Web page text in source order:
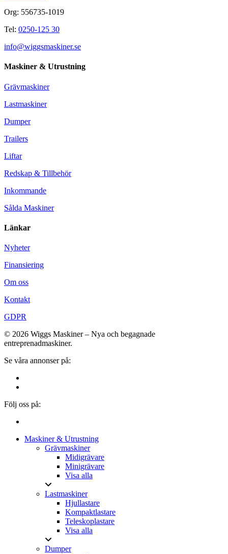
Org: 556735-1019
Tel: 0250-125 30
info@wiggsmaskiner.se
Maskiner & Utrustning
Grävmaskiner
Lastmaskiner
Dumper
Trailers
Liftar
Redskap & Tillbehör
Inkommande
Sålda Maskiner
Länkar
Nyheter
Finansiering
Om oss
Kontakt
GDPR
© 2026 Wiggs Maskiner – Nya och begagnade
entreprenadmaskiner.
Se våra annonser på:
Följ oss på:
Menu
Close
Maskiner & Utrustning
Grävmaskiner
Midigrävare
Minigrävare
Visa alla
Lastmaskiner
Hjullastare
Kompaktlastare
Teleskoplastare
Visa alla
Dumper